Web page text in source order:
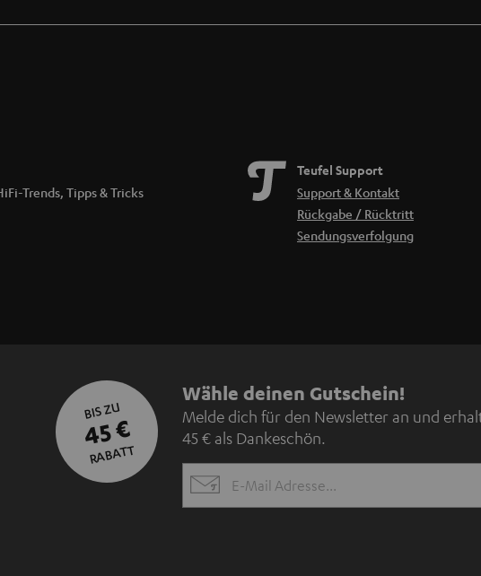
Trends, Tipps & Tricks
Teufel Support
Support & Kontakt
Rückgabe / Rücktritt
Sendungsverfolgung
BIS ZU
45 €
RABATT
N
e
w
s
Wähle deinen Gutschein!
Melde dich für den Newsletter an und
45 € als Dankeschön.
EMAIL